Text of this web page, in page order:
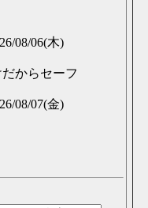
08/06(木)
からセーフ
08/07(金)